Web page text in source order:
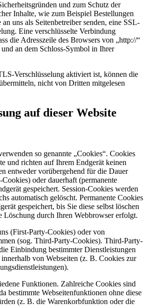
und zum Schutz der
Inhalte, wie zum Beispiel Bestellungen
uns als Seitenbetreiber senden, eine SSL-
Eine verschlüsselte Verbindung
die Adresszeile des Browsers von „http://“
an dem Schloss-Symbol in Ihrer
Verschlüsselung aktiviert ist, können die
nicht von Dritten mitgelesen
auf dieser Website
so genannte „Cookies“. Cookies
und richten auf Ihrem Endgerät keinen
entweder vorübergehend für die Dauer
oder dauerhaft (permanente
gespeichert. Session-Cookies werden
automatisch gelöscht. Permanente Cookies
gespeichert, bis Sie diese selbst löschen
Löschung durch Ihren Webbrowser erfolgt.
(First-Party-Cookies) oder von
(sog. Third-Party-Cookies). Third-Party-
Einbindung bestimmter Dienstleistungen
von Webseiten (z. B. Cookies zur
Funktionen. Zahlreiche Cookies sind
bestimmte Webseitenfunktionen ohne diese
(z. B. die Warenkorbfunktion oder die